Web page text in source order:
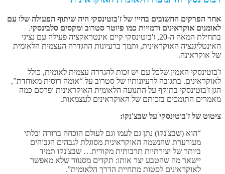
אחד הפרקים החשובים בחייו של ז'בוטינסקי היה שיתוף הפעולה שלו עם
לאומנים אוקראינים ודמויות כמו פיוטר סטרוב ומקסים סלבינסקי.
בתחילת המאה ה-20, ז'בוטינסקי קיים אינטראקציה פעילה עם נציגי
האינטליגנציה האוקראינית, ותמך ברעיונות ההגדרה העצמית הלאומית
של אוקראינה.
ז'בוטינסקי האמין שלכל עם יש זכות להגדרה עצמית לאומית, כולל
לאוקראינים. בתגובה לרעיונותיו של סטרוב על “אומה רוסית מאוחדת”,
הגן ז'בוטינסקי בתוקף על התנועה הלאומית האוקראינית ופרסם כמה
מאמרים התומכים בזכותם של האוקראינים לעצמאות.
ציטוט של ז'בוטינסקי על שבצ'נקו:
“הוא (שבצ'נקו) נתן גם לעמו וגם לעולם הוכחה ברורה ובלתי
מעורערת שהנשמה האוקראינית מסוגלת לגבהים הגבוהים
ביותר של יצירתיות תרבותית מקורית… שבצ'נקו תמיד
יישאר מה שהטבע יצר אותו: תקדים מסנוור שלא מאפשר
לאוקראינים לסטות מתחיית הדרך הלאומית”.